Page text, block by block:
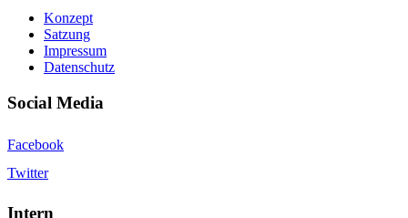
Konzept
Satzung
Impressum
Datenschutz
Social Media
Facebook
Twitter
Intern